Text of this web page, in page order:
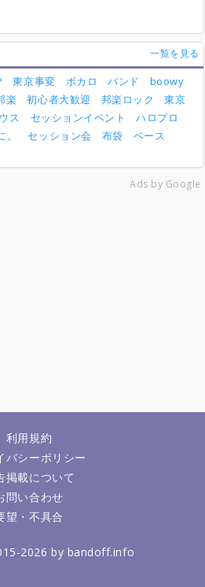
一覧を見る
東京事変 ボカロ バンド
boowy
楽 初心者大歓迎 邦楽ロック
東京
ス セッションイベント
ハロプロ
セッション会 布袋
ベース
Ads by Google
利用規約
バシーポリシー
掲載について
問い合わせ
望・不具合
2026 by bandoff.info